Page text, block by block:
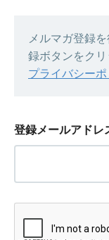
メルマガ登録
録ボタンをクリ
プライバシー
登録メールアドレ